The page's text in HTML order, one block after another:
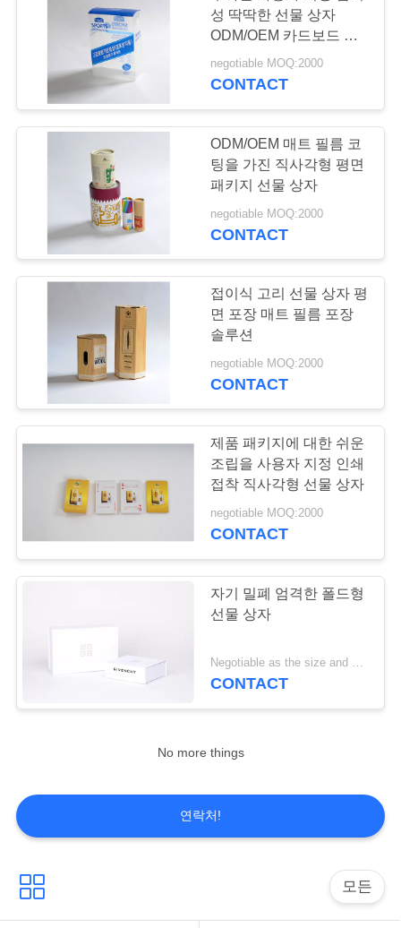
뉴
스
트
PRIVACY
POLICY
폴딩 판지 상자
판지 저장 상자
12
골 판지 카운터 상자
표시
재생된 종이 포장 상
23
음식 급료 판지 상자
성 딱딱한 선물 상자
ODM/OEM 카드보드 포
장 솔루션
negotiable MOQ:2000
CONTACT
ODM/OEM 매트 필름 코
팅을 가진 직사각형 평면
패키지 선물 상자
negotiable MOQ:2000
CONTACT
접이식 고리 선물 상자 평
면 포장 매트 필름 포장
솔루션
negotiable MOQ:2000
CONTACT
제품 패키지에 대한 쉬운
조립을 사용자 지정 인쇄
접착 직사각형 선물 상자
negotiable MOQ:2000
CONTACT
자기 밀폐 엄격한 폴드형
선물 상자
Negotiable as the size and quantity MOQ:2000 PC
CONTACT
No more things
연락처!
모든